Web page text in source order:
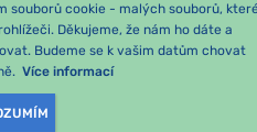
souborů cookie - malých souborů,
Děkujeme, že nám ho dáte a
Budeme se k vašim datům chovat
Více informací